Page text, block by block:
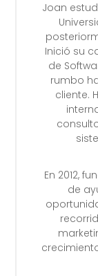
Joan
Inició su
de
rumbo
cliente.
En 2012,
de